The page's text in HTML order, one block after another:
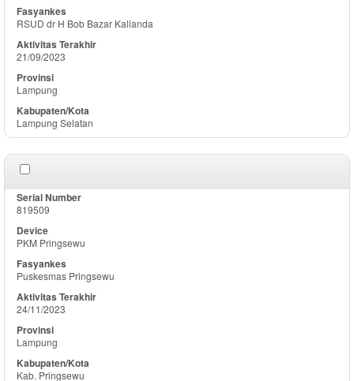
RSUD dr H Bob Bazar Kalianda
21/09/2023
Lampung
Lampung Selatan
819509
PKM Pringsewu
Puskesmas Pringsewu
24/11/2023
Lampung
Kab. Pringsewu